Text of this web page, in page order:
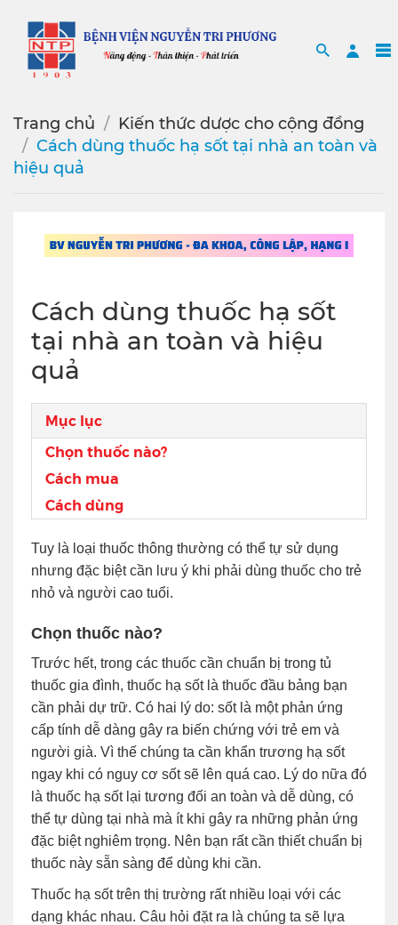
Search
Trang chủ
Kiến thức dược cho cộng đồng
Cách dùng thuốc hạ sốt tại nhà an toàn và
hiệu quả
Cách dùng thuốc hạ sốt
tại nhà an toàn và hiệu
quả
Mục lục
Chọn thuốc nào?
Cách mua
Cách dùng
Tuy là loại thuốc thông thường có thể tự sử dụng
nhưng đặc biệt cần lưu ý khi phải dùng thuốc cho trẻ
nhỏ và người cao tuổi.
Chọn thuốc nào?
Trước hết, trong các thuốc cần chuẩn bị trong tủ
thuốc gia đình, thuốc hạ sốt là thuốc đầu bảng bạn
cần phải dự trữ. Có hai lý do: sốt là một phản ứng
cấp tính dễ dàng gây ra biến chứng với trẻ em và
người già. Vì thế chúng ta cần khẩn trương hạ sốt
ngay khi có nguy cơ sốt sẽ lên quá cao. Lý do nữa đó
là thuốc hạ sốt lại tương đối an toàn và dễ dùng, có
thể tự dùng tại nhà mà ít khi gây ra những phản ứng
đặc biệt nghiêm trọng. Nên bạn rất cần thiết chuẩn bị
thuốc này sẵn sàng để dùng khi cần.
Thuốc hạ sốt trên thị trường rất nhiều loại với các
dạng khác nhau. Câu hỏi đặt ra là chúng ta sẽ lựa